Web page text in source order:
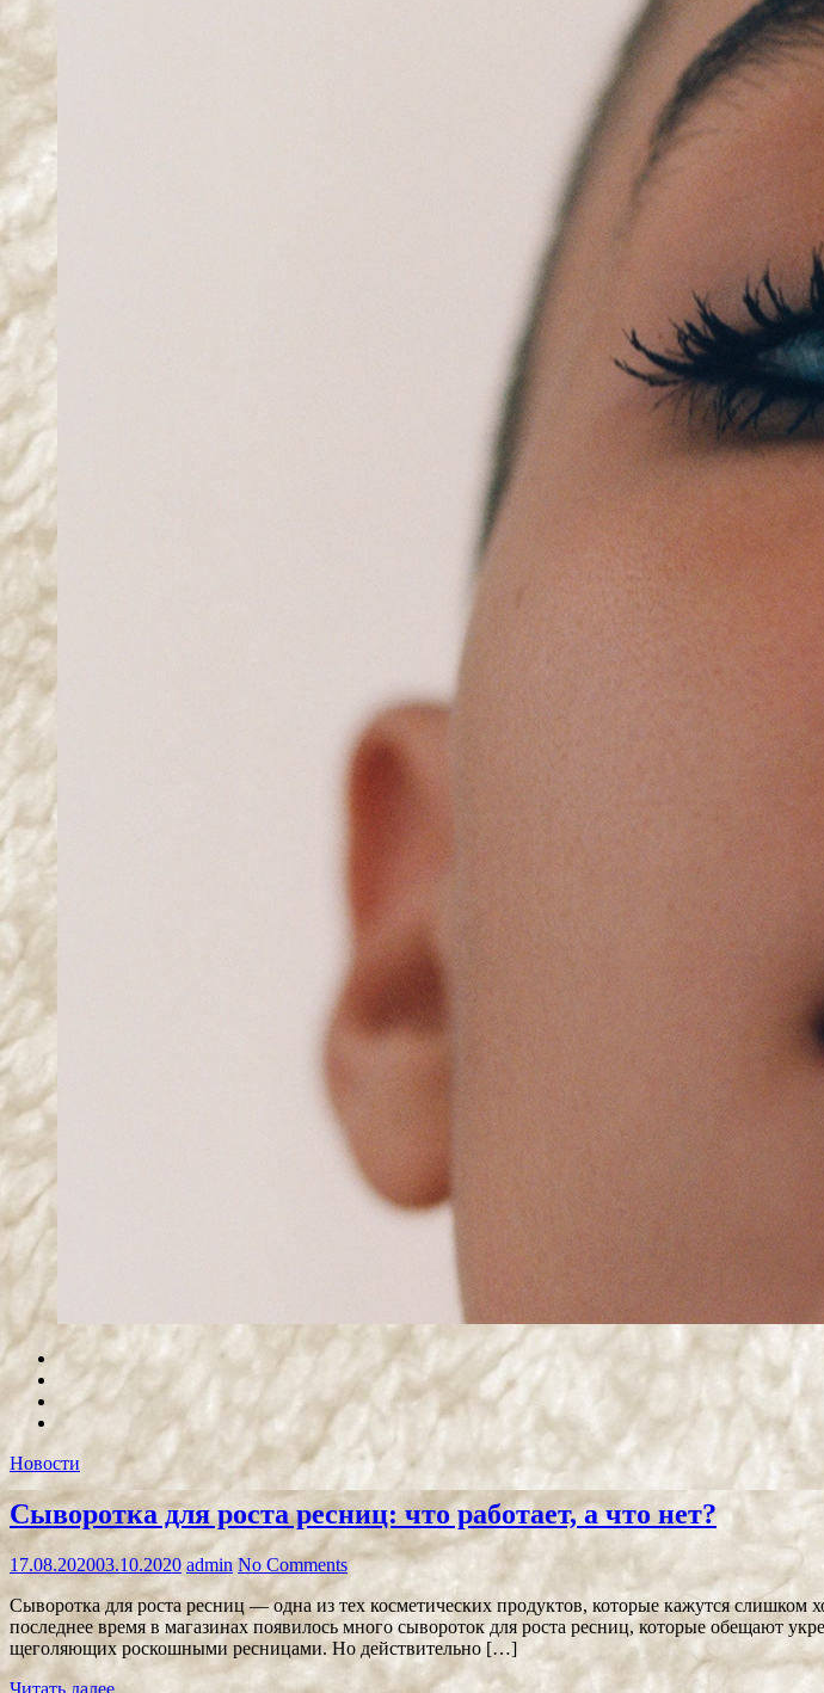
Новости
Сыворотка для роста ресниц: что работает, а что нет?
17.08.202003.10.2020 admin No Comments
Сыворотка для роста ресниц — одна из тех косметических продуктов, которые кажутся
последнее время в магазинах появилось много сывороток для роста ресниц, которые обещают
щеголяющих роскошными ресницами. Но действительно […]
Читать далее...